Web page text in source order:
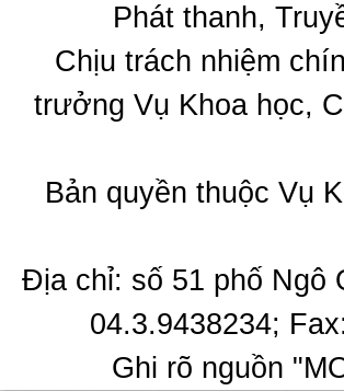
Phát thanh,
Chịu trách nhiệm
trưởng Vụ Khoa học,
Bản quyền thuộc Vụ
Địa chỉ: số 51 phố Ngô
04.3.9438234;
Ghi rõ nguồn